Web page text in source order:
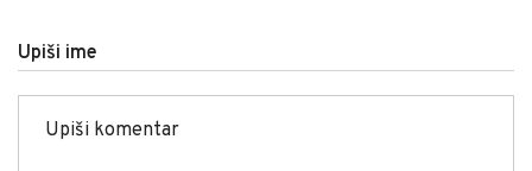
Upiši ime